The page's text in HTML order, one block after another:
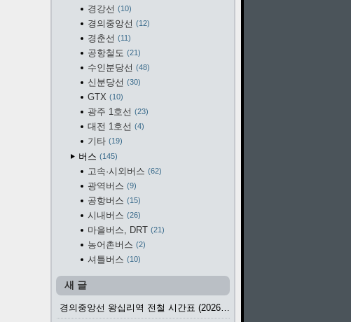
경강선 10
경의중앙선 12
경춘선 11
공항철도 21
수인분당선 48
신분당선 30
GTX 10
광주 1호선 23
대전 1호선 4
기타 19
버스 145
고속·시외버스 62
광역버스 9
공항버스 15
시내버스 26
마을버스, DRT 21
농어촌버스 2
셔틀버스 10
새 글
경의중앙선 왕십리역 전철 시간표 (2026.4.20~)